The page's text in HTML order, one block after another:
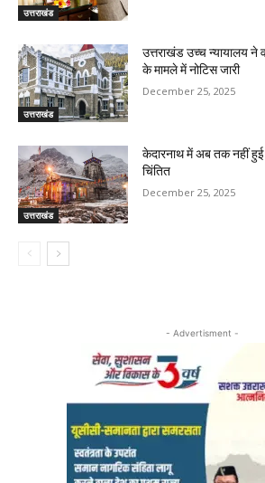
उत्तराखंड
उत्तराखंड
उत्तराखंड उच्च न्यायालय ने
के मामले में नोटिस जारी
December 25, 2025
उत्तराखंड
केदारनाथ में अब तक नहीं हुई
चिंतित
December 25, 2025
- Advertisment -